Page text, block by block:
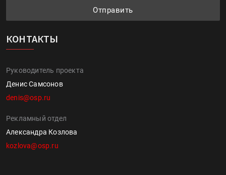
Отправить
КОНТАКТЫ
Руководитель проекта
Денис Самсонов
denis@osp.ru
Рекламный отдел
Александра Козлова
kozlova@osp.ru